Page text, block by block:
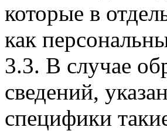
которые в
как
3.3. В случае
сведений,
специфики